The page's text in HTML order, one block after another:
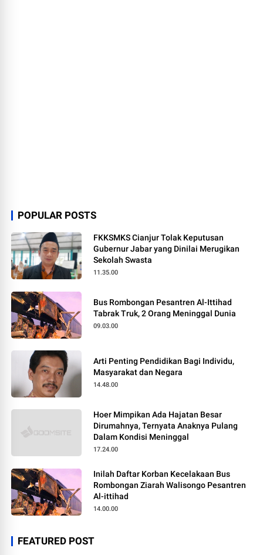
POPULAR POSTS
FKKSMKS Cianjur Tolak Keputusan
Gubernur Jabar yang Dinilai Merugikan
Sekolah Swasta
11.35.00
Bus Rombongan Pesantren Al-Ittihad
Tabrak Truk, 2 Orang Meninggal Dunia
09.03.00
Arti Penting Pendidikan Bagi Individu,
Masyarakat dan Negara
14.48.00
Hoer Mimpikan Ada Hajatan Besar
Dirumahnya, Ternyata Anaknya Pulang
Dalam Kondisi Meninggal
17.24.00
Inilah Daftar Korban Kecelakaan Bus
Rombongan Ziarah Walisongo Pesantren
Al-ittihad
14.00.00
FEATURED POST